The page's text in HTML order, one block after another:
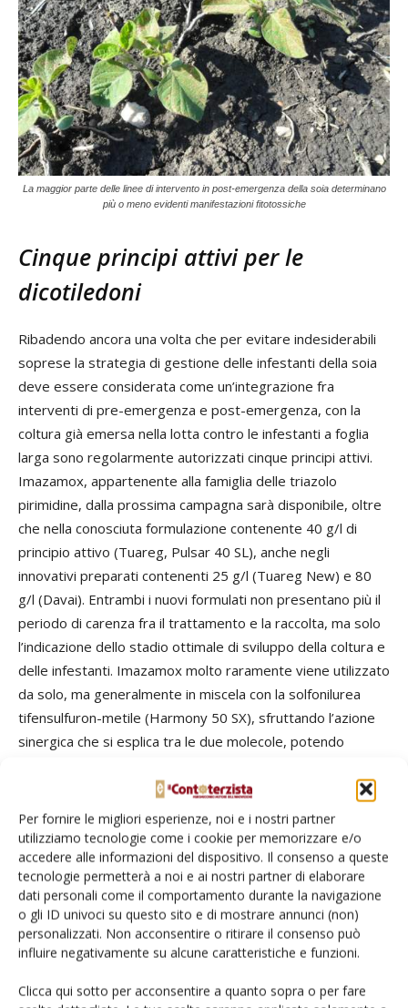
Per fornire le migliori esperienze, noi e i nostri partner
utilizziamo tecnologie come i cookie per memorizzare e/o
accedere alle informazioni del dispositivo. Il consenso a queste
tecnologie permetterà a noi e ai nostri partner di elaborare
dati personali come il comportamento durante la navigazione
o gli ID univoci su questo sito e di mostrare annunci (non)
personalizzati. Non acconsentire o ritirare il consenso può
influire negativamente su alcune caratteristiche e funzioni.
Clicca qui sotto per acconsentire a quanto sopra o per fare
La maggior parte delle linee di intervento in post-emergenza della soia determinano
più o meno evidenti manifestazioni fitotossiche
Cinque principi attivi per le
dicotiledoni
Ribadendo ancora una volta che per evitare indesiderabili
soprese la strategia di gestione delle infestanti della soia
deve essere considerata come un’integrazione fra
interventi di pre-emergenza e post-emergenza, con la
coltura già emersa nella lotta contro le infestanti a foglia
larga sono regolarmente autorizzati cinque principi attivi.
Imazamox, appartenente alla famiglia delle triazolo
pirimidine, dalla prossima campagna sarà disponibile, oltre
che nella conosciuta formulazione contenente 40 g/l di
principio attivo (Tuareg, Pulsar 40 SL), anche negli
innovativi preparati contenenti 25 g/l (Tuareg New) e 80
g/l (Davai). Entrambi i nuovi formulati non presentano più il
periodo di carenza fra il trattamento e la raccolta, ma solo
l’indicazione dello stadio ottimale di sviluppo della coltura e
delle infestanti. Imazamox molto raramente viene utilizzato
da solo, ma generalmente in miscela con la solfonilurea
tifensulfuron-metile (Harmony 50 SX), sfruttando l’azione
sinergica che si esplica tra le due molecole, potendo
amarantacee, purché non resistenti, poligonacee,
solanacee, crucifere, composite e ombrellifere, nonché
importanti specie ruderali di sostituzione, tra cui Abutilon,
Ammi majus ed altre ancora.